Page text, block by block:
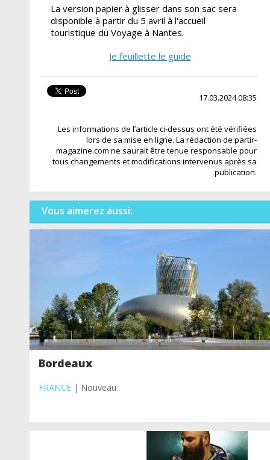
La version papier à glisser dans son sac sera
disponible à partir du 5 avril à l'accueil
touristique du Voyage à Nantes.
Je feuillette le guide
17.03.2024 08:35
Les informations de l’article ci-dessus ont été vérifiées
lors de sa mise en ligne. La rédaction de partir-
magazine.com ne saurait être tenue responsable pour
tous changements et modifications intervenus après sa
publication.
Vous aimerez aussi:
Bordeaux
FRANCE| Nouveau